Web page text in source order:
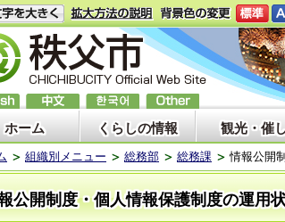
ホーム くらしの情報 観光・催
組織別メニュー 総務部 総務課 情報公開
公開制度・個人情報保護制度の運用